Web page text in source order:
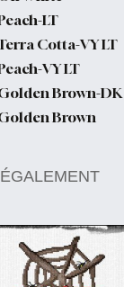
LT
Cotta-VY LT
VY LT
Brown-DK
Brown